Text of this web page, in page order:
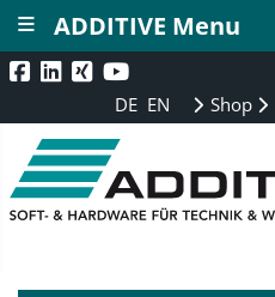
DE EN Shop
ADDITIVE Menu
≡